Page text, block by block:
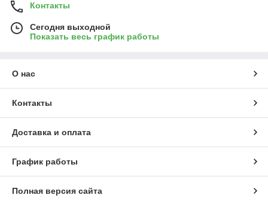
Контакты
Сегодня выходной
Показать весь график работы
О нас
Контакты
Доставка и оплата
График работы
Полная версия сайта